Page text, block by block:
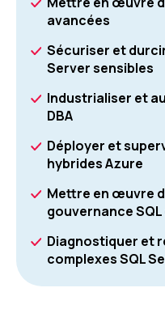
avancées
Sécuriser et
Server sensibles
Industrialiser et
DBA
Déployer et
hybrides Azure
Mettre en œuvre
gouvernance
Diagnostiquer et
complexes SQL